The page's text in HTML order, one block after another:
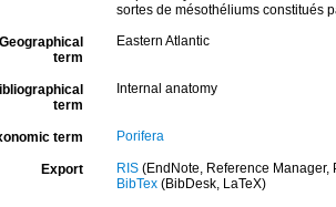
sortes de mésothéliums constitués
Geographical
term
Eastern Atlantic
term
Internal anatomy
term Porifera
Export RIS(EndNote, Reference Manager,
BibTex(BibDesk, LaTeX)